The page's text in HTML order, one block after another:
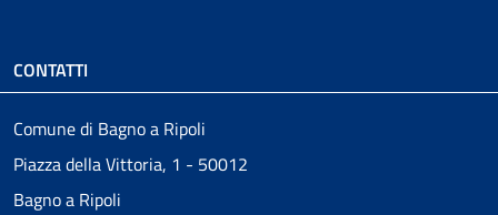
CONTATTI
Comune di Bagno a Ripoli
Piazza della Vittoria, 1 - 50012
Bagno a Ripoli